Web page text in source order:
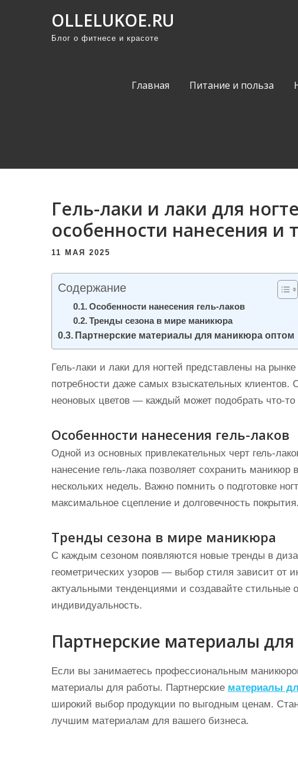
OLLELUKOE.RU
Блог о фитнесе и красоте
Главная Питание и польза
Гель-лаки и лаки для
особенности нанесения и
11 МАЯ 2025
Содержание
Особенности нанесения гель-лаков
Тренды сезона в мире маникюра
Партнерские материалы для маникюра оптом
Гель-лаки и лаки для ногтей представлены на
потребности даже самых взыскательных клиентов.
неоновых цветов — каждый может подобрать что-то
Особенности нанесения гель-лаков
Одной из основных привлекательных черт гель-
нанесение гель-лака позволяет сохранить
нескольких недель. Важно помнить о подготовке
максимальное сцепление и долговечность покрытия.
Тренды сезона в мире маникюра
С каждым сезоном появляются новые тренды в
геометрических узоров — выбор стиля зависит от
актуальными тенденциями и создавайте стильные
индивидуальность.
Партнерские материалы
Если вы занимаетесь профессиональным
материалы для работы. Партнерские материалы
широкий выбор продукции по выгодным ценам.
лучшим материалам для вашего бизнеса.